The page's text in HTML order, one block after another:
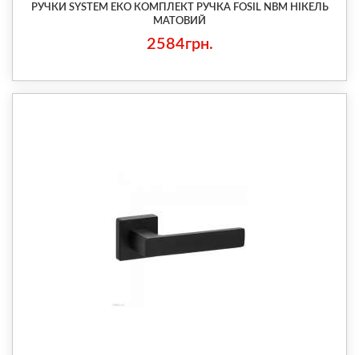
РУЧКИ SYSTEM ЕКО КОМПЛЕКТ РУЧКА FOSIL NBM НІКЕЛЬ
МАТОВИЙ
2584грн.